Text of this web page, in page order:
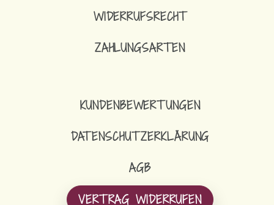
WIDERRUFSRECHT
ZAHLUNGSARTEN
KUNDENBEWERTUNGEN
DATENSCHUTZERKLÄRUNG
AGB
VERTRAG WIDERRUFEN